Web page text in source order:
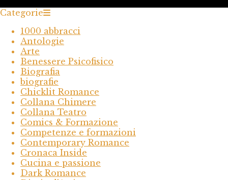
Categorie
1000 abbracci
Antologie
Arte
Benessere Psicofisico
Biografia
biografie
Chicklit Romance
Collana Chimere
Collana Teatro
Comics & Formazione
Competenze e formazioni
Contemporary Romance
Cronaca Inside
Cucina e passione
Dark Romance